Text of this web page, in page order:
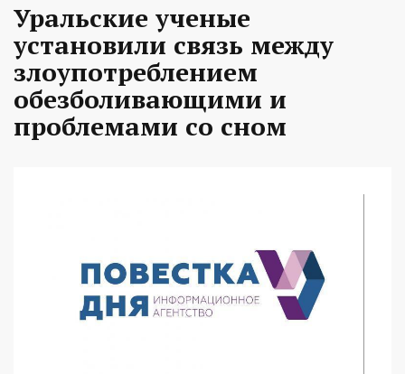
Уральские ученые
установили связь между
злоупотреблением
обезболивающими и
проблемами со сном